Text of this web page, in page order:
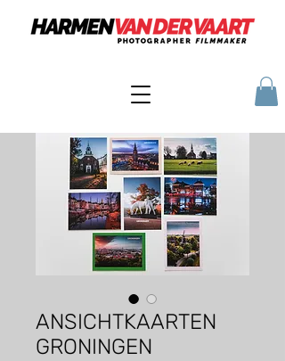
ANSICHTKAARTEN
GRONINGEN